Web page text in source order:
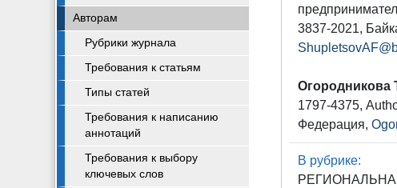
Авторам
Рубрики журнала
Требования к статьям
Типы статей
Требования к написанию
аннотаций
Требования к выбору
ключевых слов
3837-2021,
Огородникова
1797-4375,
Федерация,
В рубрике: